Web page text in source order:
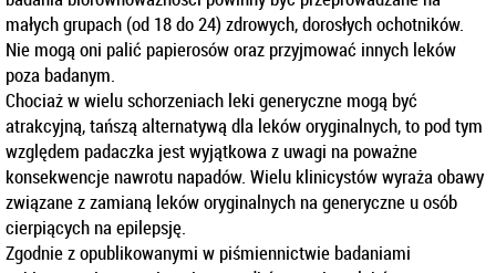
małych grupach (od 18 do 24) zdrowych, dorosłych ochotników.
Nie mogą oni palić papierosów oraz przyjmować innych leków
poza badanym.
Chociaż w wielu schorzeniach leki generyczne mogą być
atrakcyjną, tańszą alternatywą dla leków oryginalnych, to pod tym
względem padaczka jest wyjątkowa z uwagi na poważne
konsekwencje nawrotu napadów. Wielu klinicystów wyraża obawy
związane z zamianą leków oryginalnych na generyczne u osób
cierpiących na epilepsję.
Zgodnie z opublikowanymi w piśmiennictwie badaniami